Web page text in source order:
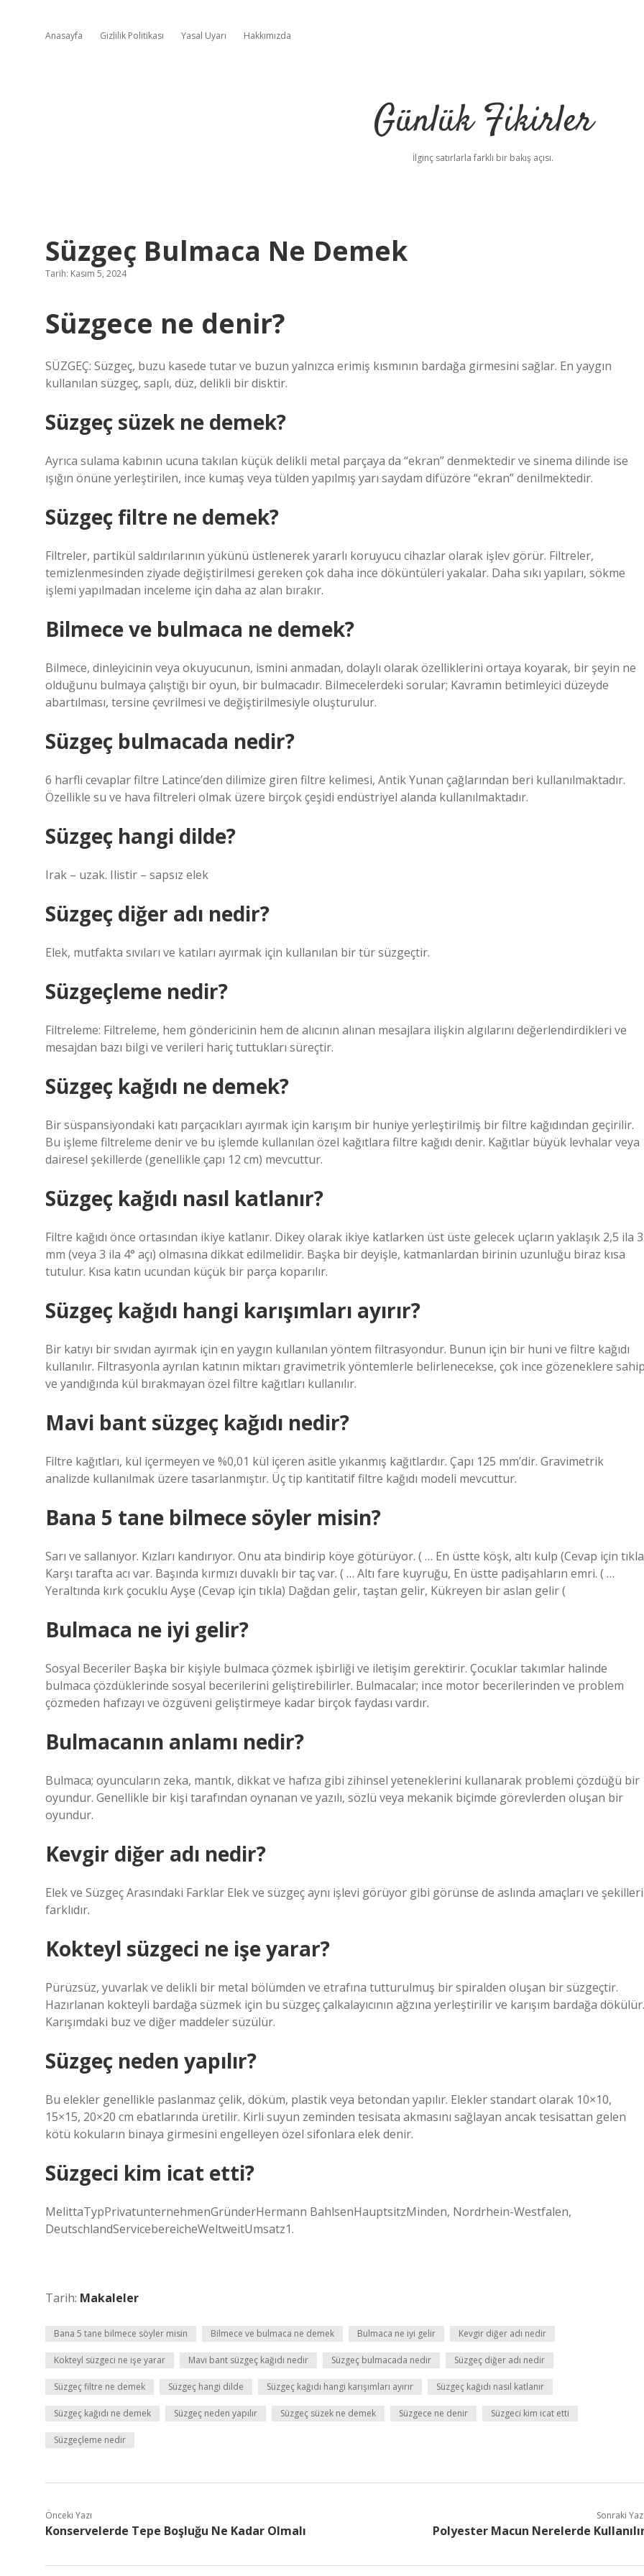
Anasayfa Gizlilik Politikası Yasal Uyarı Hakkımızda
Günlük Fikirler
İlginç satırlarla farklı bir bakış açısı.
Süzgeç Bulmaca Ne Demek
Tarih: Kasım 5, 2024
Süzgece ne denir?
SÜZGEÇ: Süzgeç, buzu kasede tutar ve buzun yalnızca erimiş kısmının bardağa girmesini sağlar. En yaygın
kullanılan süzgeç, saplı, düz, delikli bir disktir.
Süzgeç süzek ne demek?
Ayrıca sulama kabının ucuna takılan küçük delikli metal parçaya da “ekran” denmektedir ve sinema dilinde ise
ışığın önüne yerleştirilen, ince kumaş veya tülden yapılmış yarı saydam difüzöre “ekran” denilmektedir.
Süzgeç filtre ne demek?
Filtreler, partikül saldırılarının yükünü üstlenerek yararlı koruyucu cihazlar olarak işlev görür. Filtreler,
temizlenmesinden ziyade değiştirilmesi gereken çok daha ince döküntüleri yakalar. Daha sıkı yapıları, sökme
işlemi yapılmadan inceleme için daha az alan bırakır.
Bilmece ve bulmaca ne demek?
Bilmece, dinleyicinin veya okuyucunun, ismini anmadan, dolaylı olarak özelliklerini ortaya koyarak, bir şeyin ne
olduğunu bulmaya çalıştığı bir oyun, bir bulmacadır. Bilmecelerdeki sorular; Kavramın betimleyici düzeyde
abartılması, tersine çevrilmesi ve değiştirilmesiyle oluşturulur.
Süzgeç bulmacada nedir?
6 harfli cevaplar filtre Latince’den dilimize giren filtre kelimesi, Antik Yunan çağlarından beri kullanılmaktadır.
Özellikle su ve hava filtreleri olmak üzere birçok çeşidi endüstriyel alanda kullanılmaktadır.
Süzgeç hangi dilde?
Irak – uzak. Ilistir – sapsız elek
Süzgeç diğer adı nedir?
Elek, mutfakta sıvıları ve katıları ayırmak için kullanılan bir tür süzgeçtir.
Süzgeçleme nedir?
Filtreleme: Filtreleme, hem göndericinin hem de alıcının alınan mesajlara ilişkin algılarını değerlendirdikleri ve
mesajdan bazı bilgi ve verileri hariç tuttukları süreçtir.
Süzgeç kağıdı ne demek?
Bir süspansiyondaki katı parçacıkları ayırmak için karışım bir huniye yerleştirilmiş bir filtre kağıdından geçirilir.
Bu işleme filtreleme denir ve bu işlemde kullanılan özel kağıtlara filtre kağıdı denir. Kağıtlar büyük levhalar veya
dairesel şekillerde (genellikle çapı 12 cm) mevcuttur.
Süzgeç kağıdı nasıl katlanır?
Filtre kağıdı önce ortasından ikiye katlanır. Dikey olarak ikiye katlarken üst üste gelecek uçların yaklaşık 2,5 ila 3
mm (veya 3 ila 4° açı) olmasına dikkat edilmelidir. Başka bir deyişle, katmanlardan birinin uzunluğu biraz kısa
tutulur. Kısa katın ucundan küçük bir parça koparılır.
Süzgeç kağıdı hangi karışımları ayırır?
Bir katıyı bir sıvıdan ayırmak için en yaygın kullanılan yöntem filtrasyondur. Bunun için bir huni ve filtre kağıdı
kullanılır. Filtrasyonla ayrılan katının miktarı gravimetrik yöntemlerle belirlenecekse, çok ince gözeneklere
ve yandığında kül bırakmayan özel filtre kağıtları kullanılır.
Mavi bant süzgeç kağıdı nedir?
Filtre kağıtları, kül içermeyen ve %0,01 kül içeren asitle yıkanmış kağıtlardır. Çapı 125 mm’dir. Gravimetrik
analizde kullanılmak üzere tasarlanmıştır. Üç tip kantitatif filtre kağıdı modeli mevcuttur.
Bana 5 tane bilmece söyler misin?
Sarı ve sallanıyor. Kızları kandırıyor. Onu ata bindirip köye götürüyor. ( … En üstte köşk, altı kulp (Cevap için
Karşı tarafta acı var. Başında kırmızı duvaklı bir taç var. ( … Altı fare kuyruğu, En üstte padişahların emri. ( …
Yeraltında kırk çocuklu Ayşe (Cevap için tıkla) Dağdan gelir, taştan gelir, Kükreyen bir aslan gelir (
Bulmaca ne iyi gelir?
Sosyal Beceriler Başka bir kişiyle bulmaca çözmek işbirliği ve iletişim gerektirir. Çocuklar takımlar halinde
bulmaca çözdüklerinde sosyal becerilerini geliştirebilirler. Bulmacalar; ince motor becerilerinden ve problem
çözmeden hafızayı ve özgüveni geliştirmeye kadar birçok faydası vardır.
Bulmacanın anlamı nedir?
Bulmaca; oyuncuların zeka, mantık, dikkat ve hafıza gibi zihinsel yeteneklerini kullanarak problemi çözdüğü bir
oyundur. Genellikle bir kişi tarafından oynanan ve yazılı, sözlü veya mekanik biçimde görevlerden oluşan bir
oyundur.
Kevgir diğer adı nedir?
Elek ve Süzgeç Arasındaki Farklar Elek ve süzgeç aynı işlevi görüyor gibi görünse de aslında amaçları ve şekilleri
farklıdır.
Kokteyl süzgeci ne işe yarar?
Pürüzsüz, yuvarlak ve delikli bir metal bölümden ve etrafına tutturulmuş bir spiralden oluşan bir süzgeçtir.
Hazırlanan kokteyli bardağa süzmek için bu süzgeç çalkalayıcının ağzına yerleştirilir ve karışım bardağa dökülür.
Karışımdaki buz ve diğer maddeler süzülür.
Süzgeç neden yapılır?
Bu elekler genellikle paslanmaz çelik, döküm, plastik veya betondan yapılır. Elekler standart olarak 10×10,
15×15, 20×20 cm ebatlarında üretilir. Kirli suyun zeminden tesisata akmasını sağlayan ancak tesisattan gelen
kötü kokuların binaya girmesini engelleyen özel sifonlara elek denir.
Süzgeci kim icat etti?
MelittaTypPrivatunternehmenGründerHermann BahlsenHauptsitzMinden, Nordrhein-Westfalen,
DeutschlandServicebereicheWeltweitUmsatz1.
Tarih: Makaleler
Bana 5 tane bilmece söyler misin Bilmece ve bulmaca ne demek Bulmaca ne iyi gelir Kevgir diğer adı nedir
Kokteyl süzgeci ne işe yarar Mavi bant süzgeç kağıdı nedir Süzgeç bulmacada nedir Süzgeç diğer adı nedir
Süzgeç filtre ne demek Süzgeç hangi dilde Süzgeç kağıdı hangi karışımları ayırır Süzgeç kağıdı nasıl katlanır
Süzgeç kağıdı ne demek Süzgeç neden yapılır Süzgeç süzek ne demek Süzgece ne denir Süzgeci kim icat etti
Süzgeçleme nedir
Önceki Yazı
Konservelerde Tepe Boşluğu Ne Kadar Olmalı
Sonraki
Polyester Macun Nerelerde